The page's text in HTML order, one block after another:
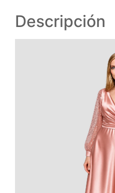
Descripción